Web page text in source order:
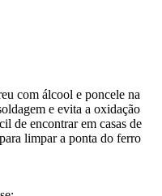
com álcool e poncele na
e evita a oxidação
de encontrar em casas de
limpar a ponta do ferro